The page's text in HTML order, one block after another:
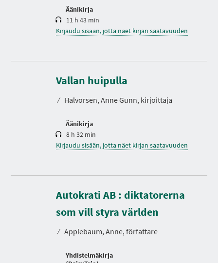
Äänikirja
11 h 43 min
Kirjaudu sisään, jotta näet kirjan saatavuuden
Vallan huipulla
⁄ Halvorsen, Anne Gunn, kirjoittaja
Äänikirja
K
s
t
8 h 32 min
Kirjaudu sisään, jotta näet kirjan saatavuuden
Autokrati AB : diktatorerna
som vill styra världen
⁄ Applebaum, Anne, författare
Yhdistelmäkirja
K
e
s
o